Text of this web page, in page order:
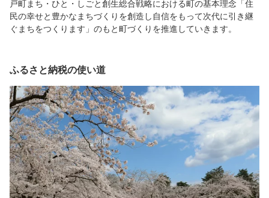
戸町まち・ひと・しごと創生総合戦略における町の基本理念「住
民の幸せと豊かなまちづくりを創造し自信をもって次代に引き継
ぐまちをつくります」のもと町づくりを推進していきます。
ふるさと納税の使い道